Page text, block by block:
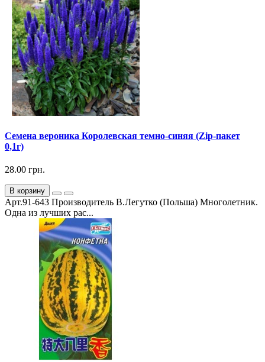
Семена вероника Королевская темно-синяя (Zip-пакет
0,1г)
28.00 грн.
В корзину
Арт.91-643 Производитель В.Легутко (Польша) Многолетник.
Одна из лучших рас...